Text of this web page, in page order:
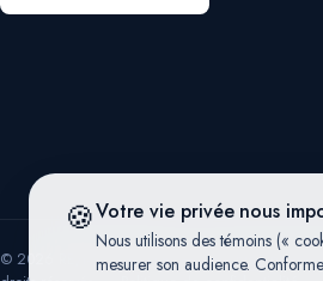
🍪Votre vie privée nous
Nous utilisons des témoins («
mesurer son audience.
© 2026 RE/MAX CRYSTAL — Franchisé